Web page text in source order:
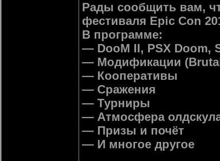
Рады сообщить вам,
фестиваля Epic Con
В программе:
— DooM II, PSX Doom,
— Модификации
— Кооперативы
— Сражения
— Турниры
— Атмосфера
— Призы и почёт
— И многое другое